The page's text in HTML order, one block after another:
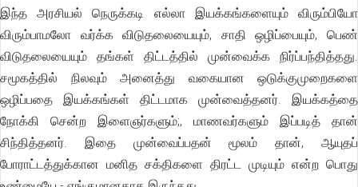
இந்த அரசியல் நெருக்கடி எல்லா இயக்கங்களையும் விரும்பியோ
விரும்பாமலோ வர்க்க விடுதலையையும், சாதி ஒழிப்பையும், பெண்
விடுதலையையும் தங்கள் திட்டத்தில் முன்வைக்க நிர்ப்பந்தித்தது.
சமூகத்தில் நிலவும் அனைத்து வகையான ஒடுக்குமுறைகளை
ஒழிப்பதை இயக்கங்கள் திட்டமாக முன்வைத்தனர். இயக்கத்தை
நோக்கி சென்ற இளைஞர்களும்;, மாணவர்களும் இப்படித் தான்
சிந்தித்தனர். இதை முன்வைப்பதன் மூலம் தான், ஆயுதப்
போராட்டத்துக்கான மனித சக்திகளை திரட்ட முடியும் என்ற பொது